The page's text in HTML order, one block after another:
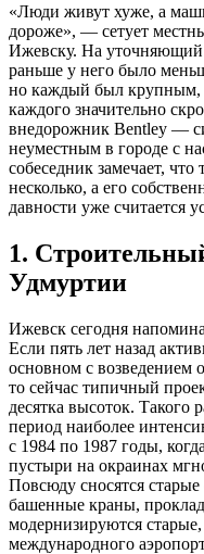
«Люди живут хуже, а
дороже», — сетует
Ижевску. На уточняющий
раньше у него было
но каждый был крупным,
каждого значительно
внедорожник Bentley —
неуместным в городе с
собеседник замечает,
несколько, а его
давности уже считается
1.
Удмуртии
Ижевск сегодня
Если пять лет назад
основном с возведением
то сейчас типичный
десятка высоток. Такого
период наиболее
с 1984 по 1987 годы,
пустыри на окраинах
Повсюду сносятся
башенные краны,
модернизируются
международного